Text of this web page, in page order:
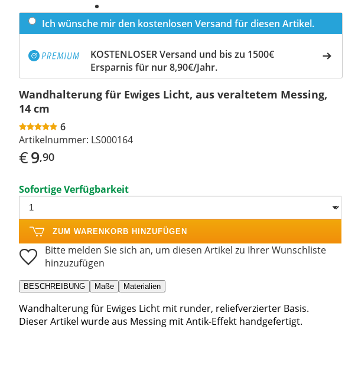
Ich wünsche mir den kostenlosen Versand für diesen Artikel.
KOSTENLOSER Versand und bis zu 1500€
Ersparnis für nur 8,90€/Jahr.
Wandhalterung für Ewiges Licht, aus veraltetem Messing,
14 cm
6
Artikelnummer: LS000164
€9,90
Sofortige Verfügbarkeit
ZUM WARENKORB HINZUFÜGEN
Bitte melden Sie sich an, um diesen Artikel zu Ihrer Wunschliste
hinzuzufügen
BESCHREIBUNG Maße Materialien
Wandhalterung für Ewiges Licht mit runder, reliefverzierter Basis.
Dieser Artikel wurde aus Messing mit Antik-Effekt handgefertigt.